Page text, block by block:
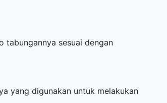
tabungannya sesuai dengan
yang digunakan untuk melakukan